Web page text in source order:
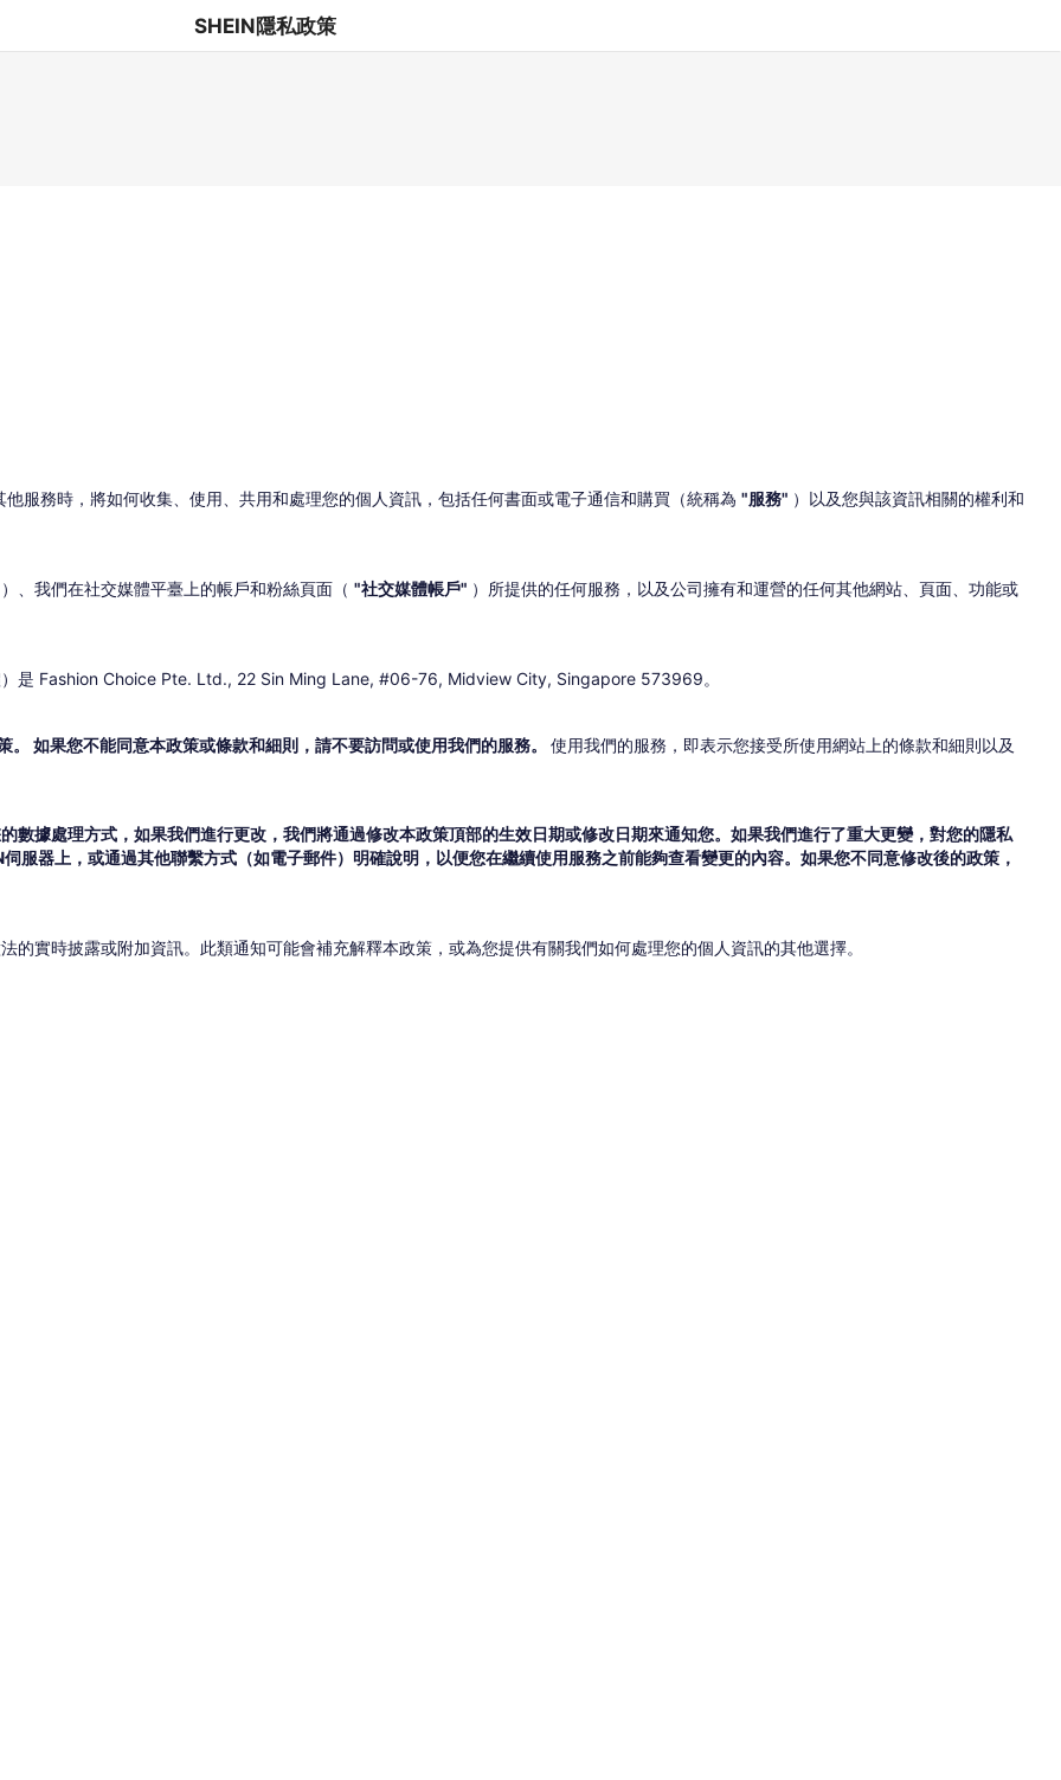
SHEIN隱私政策
服務時，將如何收集、使用、共用和處理您的個人資訊，包括任何書面或電子通信和購買（統稱為 "服務" ）以及您與該資訊相關的權利和
）、我們在社交媒體平臺上的帳戶和粉絲頁面（ "社交媒體帳戶" ）所提供的任何服務，以及公司擁有和運營的任何其他網站、頁面、功能或
是 Fashion Choice Pte. Ltd., 22 Sin Ming Lane, #06-76, Midview City, Singapore 573969。
。 如果您不能同意本政策或條款和細則，請不要訪問或使用我們的服務。 使用我們的服務，即表示您接受所使用網站上的條款和細則以及
數據處理方式，如果我們進行更改，我們將通過修改本政策頂部的生效日期或修改日期來通知您。如果我們進行了重大更變，對您的隱私
服器上，或通過其他聯繫方式（如電子郵件）明確說明，以便您在繼續使用服務之前能夠查看變更的內容。如果您不同意修改後的政策，
實時披露或附加資訊。此類通知可能會補充解釋本政策，或為您提供有關我們如何處理您的個人資訊的其他選擇。